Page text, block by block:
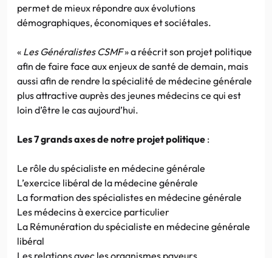
permet de mieux répondre aux évolutions
démographiques, économiques et sociétales.
« Les Généralistes CSMF» a réécrit son projet politique
afin de faire face aux enjeux de santé de demain, mais
aussi afin de rendre la spécialité de médecine générale
plus attractive auprès des jeunes médecins ce qui est
loin d’être le cas aujourd’hui.
Les 7 grands axes de notre projet politique :
Le rôle du spécialiste en médecine générale
L’exercice libéral de la médecine générale
La formation des spécialistes en médecine générale
Les médecins à exercice particulier
La Rémunération du spécialiste en médecine générale
libéral
Les relations avec les organismes payeurs